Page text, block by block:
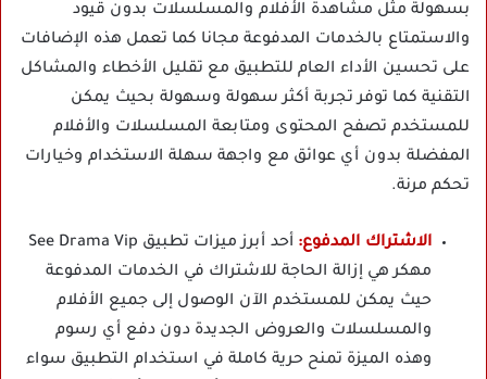
بسهولة مثل مشاهدة الأفلام والمسلسلات بدون قيود
والاستمتاع بالخدمات المدفوعة مجانا كما تعمل هذه الإضافات
على تحسين الأداء العام للتطبيق مع تقليل الأخطاء والمشاكل
التقنية كما توفر تجربة أكثر سهولة وسهولة بحيث يمكن
للمستخدم تصفح المحتوى ومتابعة المسلسلات والأفلام
المفضلة بدون أي عوائق مع واجهة سهلة الاستخدام وخيارات
تحكم مرنة.
الاشتراك المدفوع:
أحد أبرز ميزات تطبيق See Drama Vip
مهكر هي إزالة الحاجة للاشتراك في الخدمات المدفوعة
حيث يمكن للمستخدم الآن الوصول إلى جميع الأفلام
والمسلسلات والعروض الجديدة دون دفع أي رسوم
وهذه الميزة تمنح حرية كاملة في استخدام التطبيق سواء